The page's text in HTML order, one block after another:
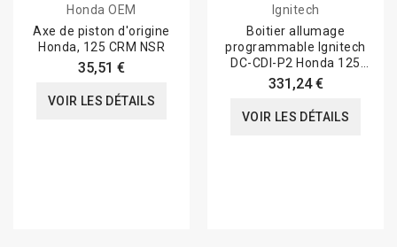
Honda OEM
Axe de piston d'origine
Honda, 125 CRM NSR
35,51 €
VOIR LES DÉTAILS
Ignitech
Boitier allumage
programmable Ignitech
DC-CDI-P2 Honda 125
NSR JC22
331,24 €
VOIR LES DÉTAILS